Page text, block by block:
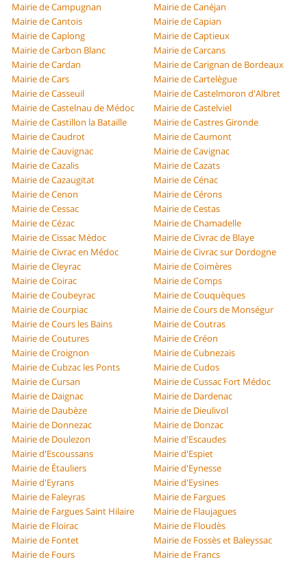
Mairie de Campugnan
Mairie de Canéjan
Mairie de Cantois
Mairie de Capian
Mairie de Caplong
Mairie de Captieux
Mairie de Carbon Blanc
Mairie de Carcans
Mairie de Cardan
Mairie de Carignan de Bordeaux
Mairie de Cars
Mairie de Cartelègue
Mairie de Casseuil
Mairie de Castelmoron d'Albret
Mairie de Castelnau de Médoc
Mairie de Castelviel
Mairie de Castillon la Bataille
Mairie de Castres Gironde
Mairie de Caudrot
Mairie de Caumont
Mairie de Cauvignac
Mairie de Cavignac
Mairie de Cazalis
Mairie de Cazats
Mairie de Cazaugitat
Mairie de Cénac
Mairie de Cenon
Mairie de Cérons
Mairie de Cessac
Mairie de Cestas
Mairie de Cézac
Mairie de Chamadelle
Mairie de Cissac Médoc
Mairie de Civrac de Blaye
Mairie de Civrac en Médoc
Mairie de Civrac sur Dordogne
Mairie de Cleyrac
Mairie de Coimères
Mairie de Coirac
Mairie de Comps
Mairie de Coubeyrac
Mairie de Couquèques
Mairie de Courpiac
Mairie de Cours de Monségur
Mairie de Cours les Bains
Mairie de Coutras
Mairie de Coutures
Mairie de Créon
Mairie de Croignon
Mairie de Cubnezais
Mairie de Cubzac les Ponts
Mairie de Cudos
Mairie de Cursan
Mairie de Cussac Fort Médoc
Mairie de Daignac
Mairie de Dardenac
Mairie de Daubèze
Mairie de Dieulivol
Mairie de Donnezac
Mairie de Donzac
Mairie de Doulezon
Mairie d'Escaudes
Mairie d'Escoussans
Mairie d'Espiet
Mairie de Étauliers
Mairie d'Eynesse
Mairie d'Eyrans
Mairie d'Eysines
Mairie de Faleyras
Mairie de Fargues
Mairie de Fargues Saint Hilaire
Mairie de Flaujagues
Mairie de Floirac
Mairie de Floudès
Mairie de Fontet
Mairie de Fossès et Baleyssac
Mairie de Fours
Mairie de Francs